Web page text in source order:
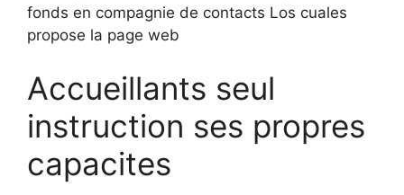
fonds en compagnie de contacts Los cuales
propose la page web
Accueillants seul
instruction ses propres
capacites